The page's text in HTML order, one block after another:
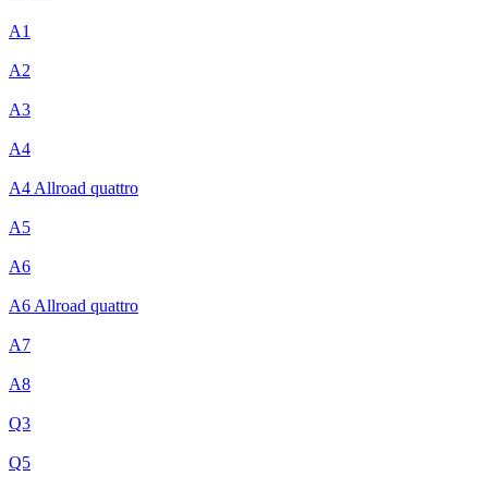
A1
A2
A3
A4
A4 Allroad quattro
A5
A6
A6 Allroad quattro
A7
A8
Q3
Q5